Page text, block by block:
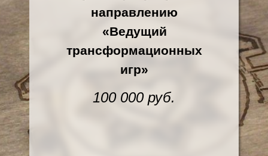
направлению
«Ведущий
трансформационных
игр»
100 000 руб.